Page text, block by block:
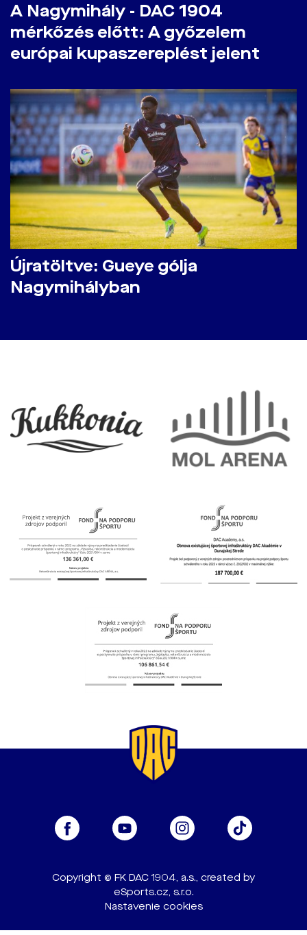
A Nagymihály - DAC 1904
mérkőzés előtt: A győzelem
európai kupaszereplést jelent
Újratöltve: Gueye gólja
Nagymihályban
Copyright © FK DAC 1904, a.s., created by
eSports.cz, s.r.o.
Nastavenie cookies